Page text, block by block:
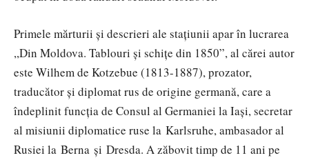
Primele mărturii și descrieri ale stațiunii apar în lucrarea
,,Din Moldova. Tablouri și schițe din 1850”, al cărei autor
este Wilhem de Kotzebue (1813-1887), prozator,
traducător și diplomat rus de origine germană, care a
îndeplinit funcția de Consul al Germaniei la Iași, secretar
al misiunii diplomatice ruse la Karlsruhe, ambasador al
Rusiei la Berna și Dresda. A zăbovit timp de 11 ani pe